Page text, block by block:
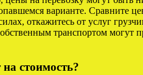
варианте. Сравните
откажитесь от услуг
транспортом
стоимость?